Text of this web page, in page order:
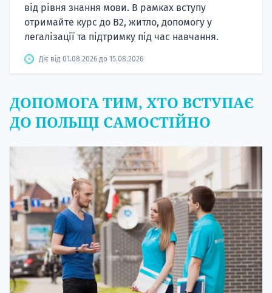
від рівня знання мови. В рамках вступу
отримайте курс до B2, житло, допомогу у
легалізації та підтримку під час навчання.
Діє від 01.08.2026 до 15.08.2026
ДОПОМОГА ТИМ, ХТО ВСТУПАЄ
ДО ПОЛЬЩІ САМОСТІЙНО